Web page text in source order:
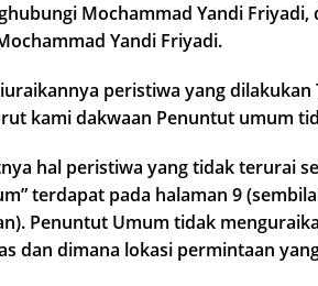
Mochammad Yandi Friyadi,
Yandi Friyadi.
peristiwa yang
kami dakwaan Penuntut umum
hal peristiwa yang tidak terurai
terdapat pada halaman 9
Penuntut Umum tidak
dan dimana lokasi permintaan